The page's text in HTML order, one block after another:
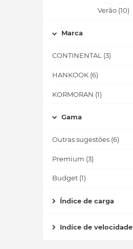
Verão (10)
Marca
CONTINENTAL (3)
HANKOOK (6)
KORMORAN (1)
Gama
Outras sugestões (6)
Premium (3)
Budget (1)
Índice de carga
Indíce de velocidade